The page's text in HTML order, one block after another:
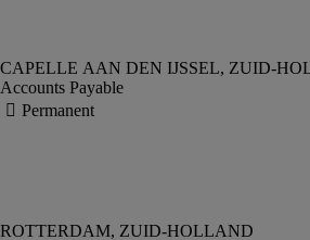
Accounts Payable